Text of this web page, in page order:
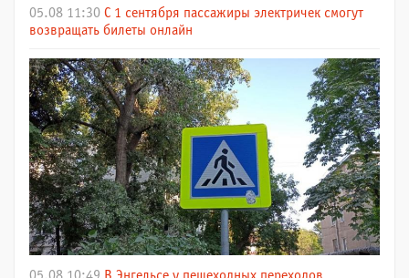
05.08 11:30 С 1 сентября пассажиры электричек смогут
возвращать билеты онлайн